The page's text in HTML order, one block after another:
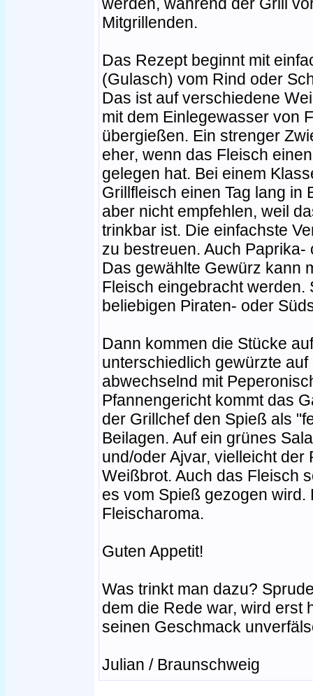
Mitgrillenden.
Das Rezept beginnt mit
(Gulasch) vom Rind oder
Das ist auf verschiedene
mit dem Einlegewasser von
übergießen. Ein strenger
eher, wenn das Fleisch
gelegen hat. Bei einem
Grillfleisch einen Tag lang in
aber nicht empfehlen, weil
trinkbar ist. Die einfachste
zu bestreuen. Auch
Das gewählte Gewürz kann
Fleisch eingebracht werden.
beliebigen Piraten- oder
Dann kommen die Stücke
unterschiedlich gewürzte
abwechselnd mit
Pfannengericht kommt das
der Grillchef den Spieß als
Beilagen. Auf ein grünes
und/oder Ajvar, vielleicht
Weißbrot. Auch das Fleisch
es vom Spieß gezogen
Fleischaroma.
Guten Appetit!
Was trinkt man dazu?
dem die Rede war, wird erst
seinen Geschmack
Julian / Braunschweig